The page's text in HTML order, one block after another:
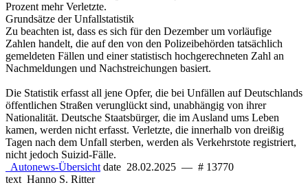
Prozent mehr Verletzte.
Grundsätze der Unfallstatistik
Zu beachten ist, dass es sich für den Dezember um vorläufige
Zahlen handelt, die auf den von den Polizeibehörden tatsächlich
gemeldeten Fällen und einer statistisch hochgerechneten Zahl an
Nachmeldungen und Nachstreichungen basiert.
Die Statistik erfasst all jene Opfer, die bei Unfällen auf Deutschlands
öffentlichen Straßen verunglückt sind, unabhängig von ihrer
Nationalität. Deutsche Staatsbürger, die im Ausland ums Leben
kamen, werden nicht erfasst. Verletzte, die innerhalb von dreißig
Tagen nach dem Unfall sterben, werden als Verkehrstote registriert,
nicht jedoch Suizid-Fälle.
Autonews-Übersicht date 28.02.2025 — # 13770
text Hanno S. Ritter